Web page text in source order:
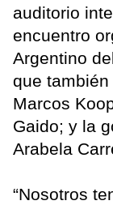
auditorio
encuentro
Argentino
que
Marcos
Gaido; y la
Arabela
“Nosotros